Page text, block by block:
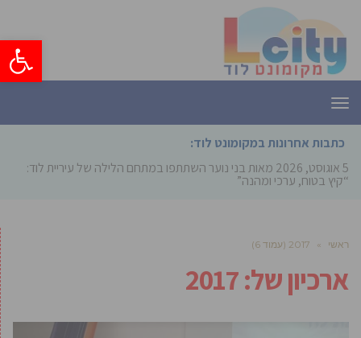
פתח
תפריט
כתבות אחרונות במקומונט לוד:
5 אוגוסט, 2026
מאות בני נוער השתתפו במתחם הלילה של עיריית לוד:
“קיץ בטוח, ערכי ומהנה”
ראשי » 2017 (עמוד 6)
ארכיון של:2017